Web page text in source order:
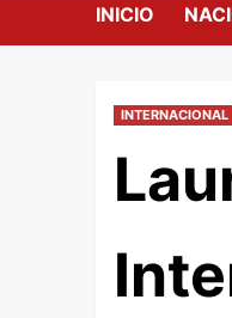
INICIO
INTERNACIONAL